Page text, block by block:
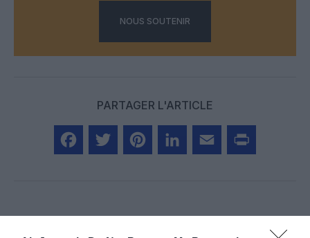
NOUS SOUTENIR
PARTAGER L'ARTICLE